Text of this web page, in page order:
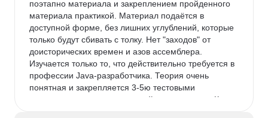
поэтапно материала и закреплением пройденного
материала практикой. Материал подаётся в
доступной форме, без лишних углублений, которые
только будут сбивать с толку. Нет "заходов" от
доисторических времен и азов ассемблера.
Изучается только то, что действительно требуется в
профессии Java-разработчика. Теория очень
понятная и закрепляется 3-5ю тестовыми
вопросами после каждого пройденного урока. К